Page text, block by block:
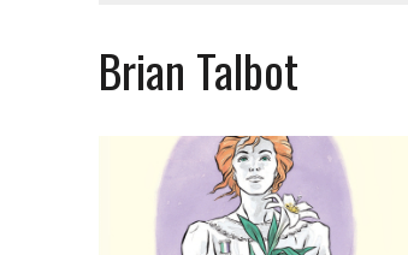
Brian Talbot